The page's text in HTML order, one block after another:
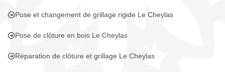
Pose et changement de grillage rigide Le Cheylas
Pose de clôture en bois Le Cheylas
Réparation de clôture et grillage Le Cheylas